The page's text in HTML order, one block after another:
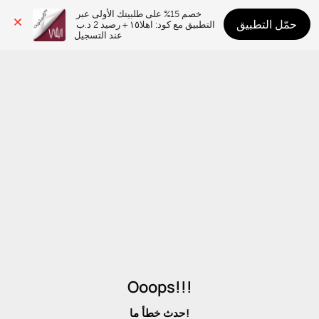
عند التسجيل
حمّل التطبيق
Ooops!!!
حدث خطأ ما!